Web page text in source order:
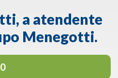
a atendente
Menegotti.